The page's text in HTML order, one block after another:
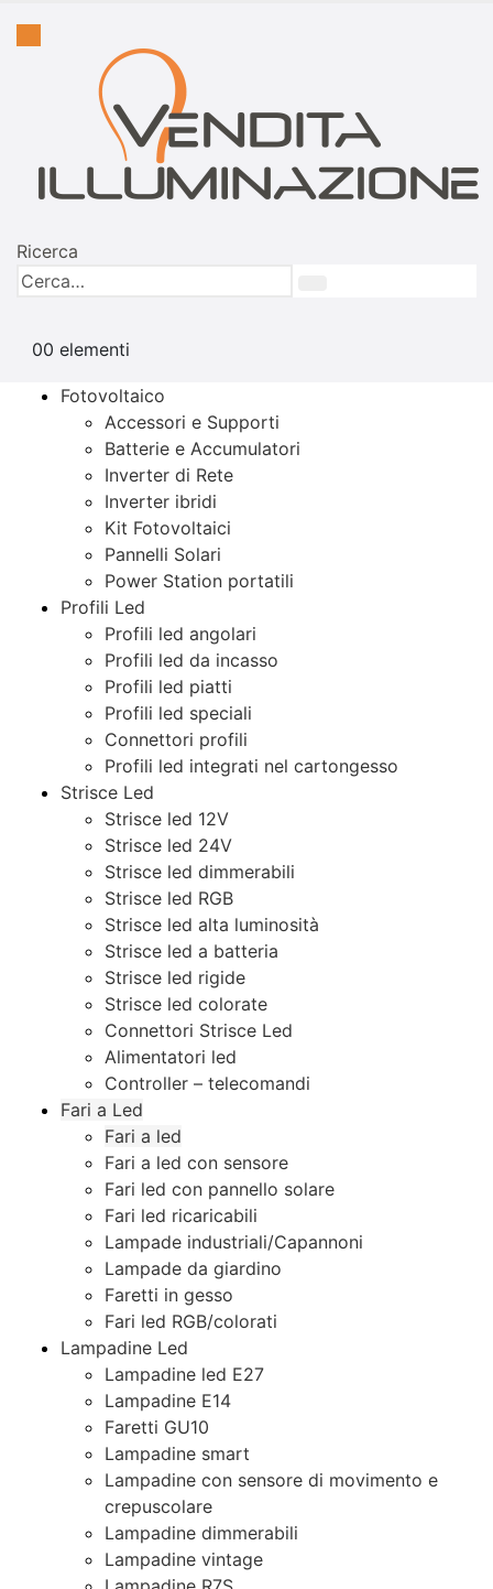
Ricerca
00 elementi
Fotovoltaico
Accessori e Supporti
Batterie e Accumulatori
Inverter di Rete
Inverter ibridi
Kit Fotovoltaici
Pannelli Solari
Power Station portatili
Profili Led
Profili led angolari
Profili led da incasso
Profili led piatti
Profili led speciali
Connettori profili
Profili led integrati nel cartongesso
Strisce Led
Strisce led 12V
Strisce led 24V
Strisce led dimmerabili
Strisce led RGB
Strisce led alta luminosità
Strisce led a batteria
Strisce led rigide
Strisce led colorate
Connettori Strisce Led
Alimentatori led
Controller – telecomandi
Fari a Led
Fari a led
Fari a led con sensore
Fari led con pannello solare
Fari led ricaricabili
Lampade industriali/Capannoni
Lampade da giardino
Faretti in gesso
Fari led RGB/colorati
Lampadine Led
Lampadine led E27
Lampadine E14
Faretti GU10
Lampadine smart
Lampadine con sensore di movimento e
crepuscolare
Lampadine dimmerabili
Lampadine vintage